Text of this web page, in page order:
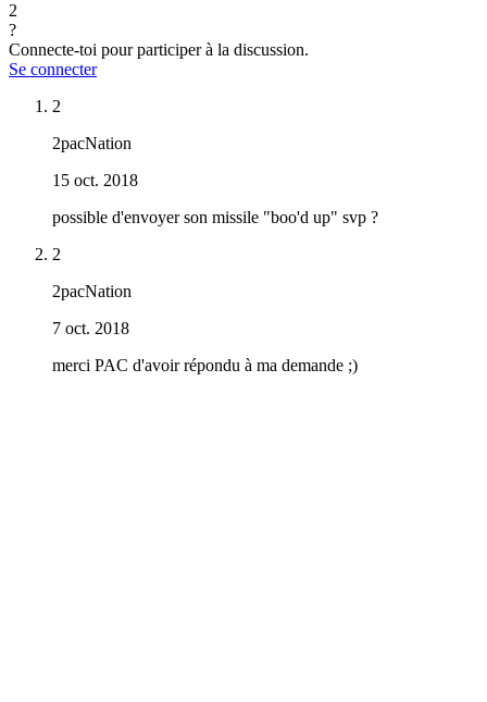
2
?
Connecte-toi pour participer à la discussion.
Se connecter
2
2pacNation
15 oct. 2018
possible d'envoyer son missile "boo'd up" svp ?
2
2pacNation
7 oct. 2018
merci PAC d'avoir répondu à ma demande ;)